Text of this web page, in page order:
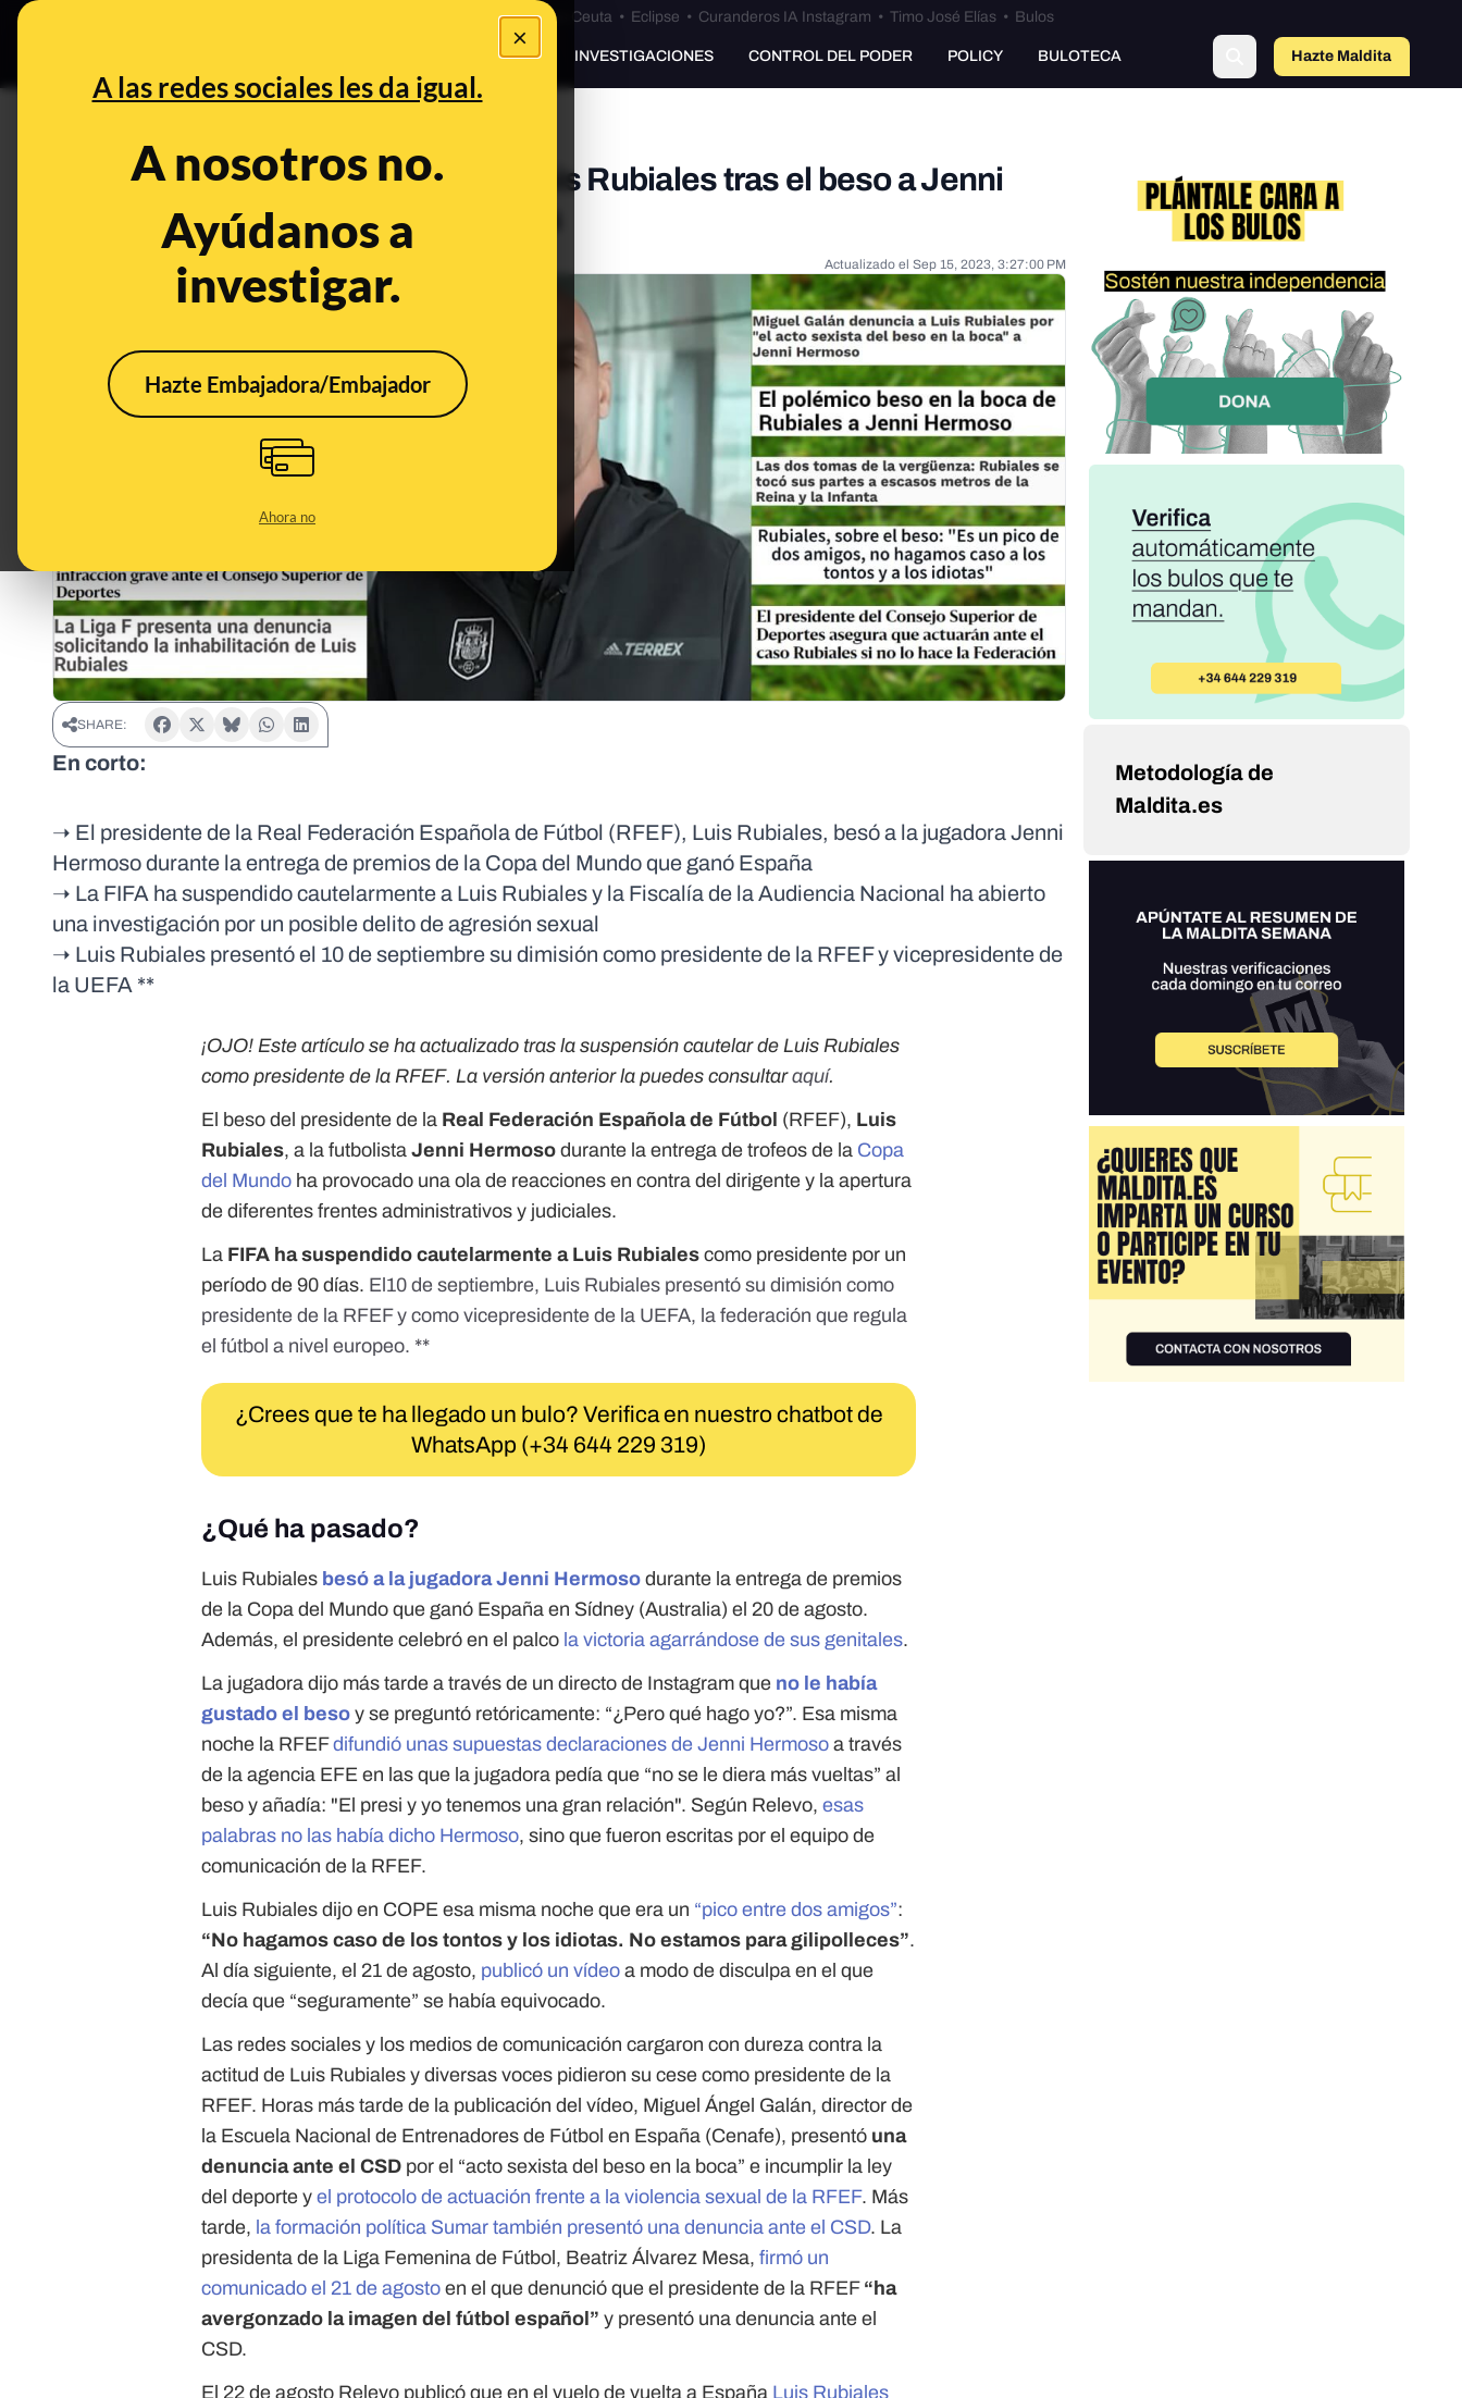
×
A las redes sociales les da igual.
A nosotros no.
Ayúdanos a
investigar.
Hazte Embajadora/Embajador
Ahora no
Especial Ceuta•Bulos Ceuta • Eclipse • Curanderos IA Instagram • Timo José Elías • Bulos
PREBUNKING INVESTIGACIONES CONTROL DEL PODER POLICY BULOTECA Hazte Maldito
Todo lo que tienes que saber de Luis Rubiales tras el beso a Jenni
Hermoso: claves y frentes abiertos
Aug 24, 2023, 5:27:19 PM Actualizado el Sep 15, 2023, 3:27:00 PM
SHARE:
En corto:
➝ El presidente de la Real Federación Española de Fútbol (RFEF), Luis Rubiales, besó a la jugadora Jenni
Hermoso durante la entrega de premios de la Copa del Mundo que ganó España
➝ La FIFA ha suspendido cautelarmente a Luis Rubiales y la Fiscalía de la Audiencia Nacional ha abierto
una investigación por un posible delito de agresión sexual
➝ Luis Rubiales presentó el 10 de septiembre su dimisión como presidente de la RFEF y vicepresidente de
la UEFA **
¡OJO! Este artículo se ha actualizado tras la suspensión cautelar de Luis Rubiales
como presidente de la RFEF. La versión anterior la puedes consultaraquí.
El beso del presidente de la Real Federación Española de Fútbol (RFEF), Luis
Rubiales, a la futbolistaJenni Hermoso durante la entrega de trofeos de la Copa
del Mundo ha provocado una ola de reacciones en contra del dirigente y la apertura
de diferentes frentes administrativos y judiciales.
La FIFA ha suspendido cautelarmente a Luis Rubiales como presidente por un
período de 90 días. El10 de septiembre, Luis Rubiales presentósu dimisión como
presidente de la RFEFy como vicepresidente de la UEFA, la federación que regula
el fútbol a nivel europeo. **
¿Crees que te ha llegado un bulo? Verifica en nuestro chatbot de
WhatsApp (+34 644 229 319)
¿Qué ha pasado?
Luis Rubiales besó a la jugadora Jenni Hermoso durante la entrega de premios
de la Copa del Mundo que ganó España en Sídney (Australia) el 20 de agosto.
Además, el presidente celebró en el palco la victoria agarrándose de sus genitales.
La jugadora dijo más tarde a través de un directo de Instagram que no le había
gustado el beso y se preguntó retóricamente: “¿Pero qué hago yo?”. Esa misma
noche la RFEFdifundió unas supuestas declaraciones de Jenni Hermoso a través
de la agencia EFE en las que la jugadora pedía que “no se le diera más vueltas” al
beso y añadía: "El presi y yo tenemos una gran relación". Según Relevo,esas
palabras no las había dicho Hermoso, sino que fueron escritas por el equipo de
comunicación de la RFEF.
Luis Rubiales dijo en COPE esa misma noche que era un “pico entre dos amigos”:
“No hagamos caso de los tontos y los idiotas. No estamos para gilipolleces”.
Al día siguiente, el 21 de agosto, publicó un vídeo a modo de disculpa en el que
decía que “seguramente” se había equivocado.
Las redes sociales y los medios de comunicación cargaron con dureza contra la
actitud de Luis Rubiales y diversas voces pidieron su cese como presidente de la
RFEF. Horas más tarde de la publicación del vídeo, Miguel Ángel Galán, director de
la Escuela Nacional de Entrenadores de Fútbol en España (Cenafe), presentó una
denuncia ante el CSD por el “acto sexista del beso en la boca” e incumplir la ley
del deporte yel protocolo de actuación frente a la violencia sexual de la RFEF. Más
tarde, la formación política Sumar también presentó una denuncia ante el CSD. La
presidenta de la Liga Femenina de Fútbol, Beatriz Álvarez Mesa,firmó un
comunicado el 21 de agosto en el que denunció que el presidente de la RFEF “ha
avergonzado la imagen del fútbol español”y presentó una denuncia ante el
CSD.
El 22 de agosto Relevo publicó que en el vuelo de vuelta a España Luis Rubiales
Metodología de
Maldita.es